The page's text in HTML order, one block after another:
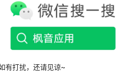
用好这里的所有资源，将后方守
进怪物。
有打扰，还请见谅~